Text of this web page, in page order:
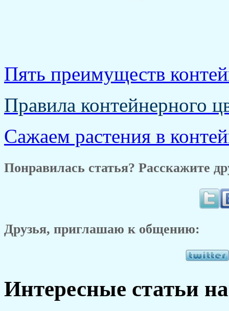
Пять преимуществ
Правила контейнерного
Сажаем растения в
Понравилась статья? Расскажите
Друзья, приглашаю к общению:
Интересные статьи